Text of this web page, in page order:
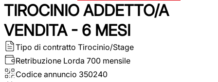
TIROCINIO ADDETTO/A
VENDITA - 6 MESI
Tipo di contratto Tirocinio/Stage
Retribuzione Lorda 700 mensile
Codice annuncio 350240